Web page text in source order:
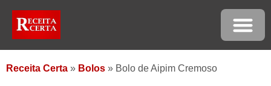
Receita Certa » Bolos » Bolo de Aipim Cremoso